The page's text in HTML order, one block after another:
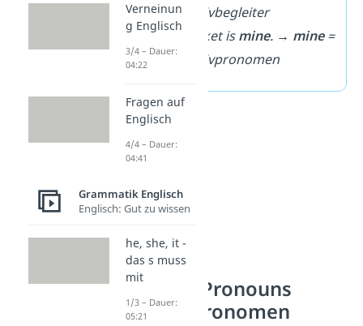
Possessivbegleiter
That jacket ismine. → mine=
Possessivpronomen
Relative Pronouns
(Relativpronomen
Verneinun
g Englisch
3/4 – Dauer:
04:22
Fragen auf
Englisch
4/4 – Dauer:
04:41
Grammatik Englisch
Englisch: Gut zu wissen
he, she, it -
das s muss
mit
1/3 – Dauer:
05:21